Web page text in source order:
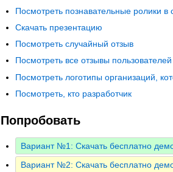
Посмотреть познавательные ролики в
Скачать презентацию
Посмотреть случайный отзыв
Посмотреть все отзывы пользователей
Посмотреть логотипы организаций,
Посмотреть, кто разработчик
Попробовать
Вариант №1: Скачать бесплатно
Вариант №2: Скачать бесплатно